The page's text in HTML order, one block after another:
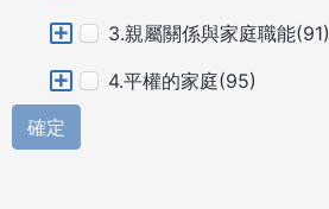
3.親屬關係與家庭職能(91)
4.平權的家庭(95)
確定